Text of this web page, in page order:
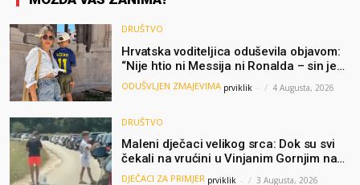
DRUŠTVO
Hrvatska voditeljica oduševila objavom:
“Nije htio ni Messija ni Ronalda – sin je
želio samo dres Bosne”
ODUŠVLJEN ZMAJEVIMA prviklik - 4 Augusta, 2026
DRUŠTVO
Maleni dječaci velikog srca: Dok su svi
čekali na vrućini u Vinjanim Gornjim na
granici, Ljubi i Šime su dijelili vodu
DJEČACI ZA PRIMJER prviklik - 3 Augusta, 2026